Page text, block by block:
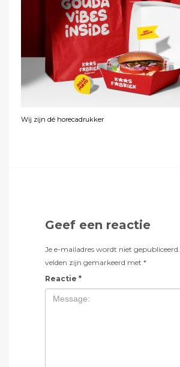
Wij zijn dé horecadrukker
Geef een reactie
Je e-mailadres wordt niet gepubliceerd.
velden zijn gemarkeerd met *
Reactie *